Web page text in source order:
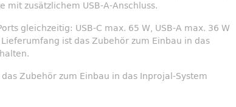
mit zusätzlichem USB-A-Anschluss.
gleichzeitig: USB-C max. 65 W, USB-A max. 36 W
ist das Zubehör zum Einbau in das
Zubehör zum Einbau in das Inprojal-System